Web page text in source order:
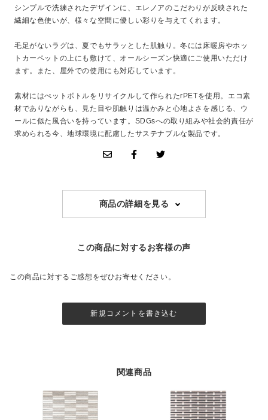
シンプルで洗練されたデザインに、エレノアのこだわりが反映された
繊細な色使いが、様々な空間に優しい彩りを与えてくれます。
毛足がないラグは、夏でもサラッとした肌触り。冬には床暖房やホッ
トカーペットの上にも敷けて、オールシーズン快適にご使用いただけ
ます。また、屋外での使用にも対応しています。
素材にはぺットボトルをリサイクルして作られたrPETを使用。エコ素
材でありながらも、見た目や肌触りは温かみと心地よさを感じる、ウ
ールに似た風合いを持っています。SDGsへの取り組みや社会的責任が
求められる今、地球環境に配慮したサステナブルな製品です。
商品の詳細を見る
この商品に対するお客様の声
この商品に対するご感想をぜひお寄せください。
新規コメントを書き込む
関連商品